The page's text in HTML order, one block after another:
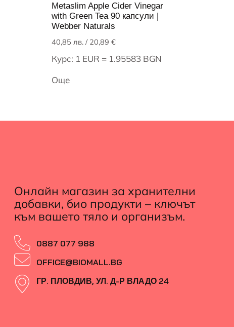
Metaslim Apple Cider Vinegar
with Green Tea 90 капсули |
Webber Naturals
40,85 лв. / 20,89 €
Курс: 1 EUR = 1.95583 BGN
Още
Онлайн магазин за хранителни
добавки, био продукти – ключът
към вашето тяло и организъм.
0887 077 988
OFFICE@BIOMALL.BG
ГР. ПЛОВДИВ, УЛ. Д-Р ВЛАДО 24